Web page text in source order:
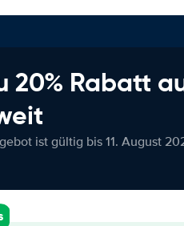
20% Rabatt
ist gültig bis 11. August